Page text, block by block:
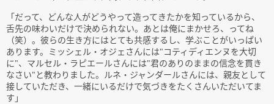
「だって、どんな人がどうやって造ってきたかを知っているから、
舌先の味わいだけで決められない。あとは俺にまかせろ、ってね
（笑）。彼らの生き方にはとても共感するし、学ぶことがいっぱい
あります。ミッシェル・オジェさんには"コティディエンヌを大切
に"、マルセル・ラピエールさんには"君のありのままの信念を貫き
なさい"と教わりました。ルネ・ジャンダールさんには、親友として
接していただき、一緒にいるだけで気づきをたくさんいただいてま
す」